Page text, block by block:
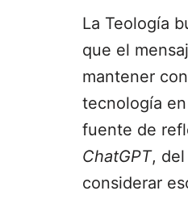
La Teología
que el
mantener
tecnología
fuente de
ChatGPT, del
considerar